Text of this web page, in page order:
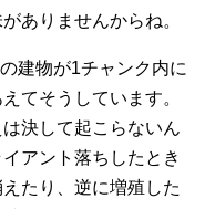
ありませんからね。
建物が1チャンク内に
てそうしています。
決して起こらないん
アント落ちしたとき
たり、逆に増殖した